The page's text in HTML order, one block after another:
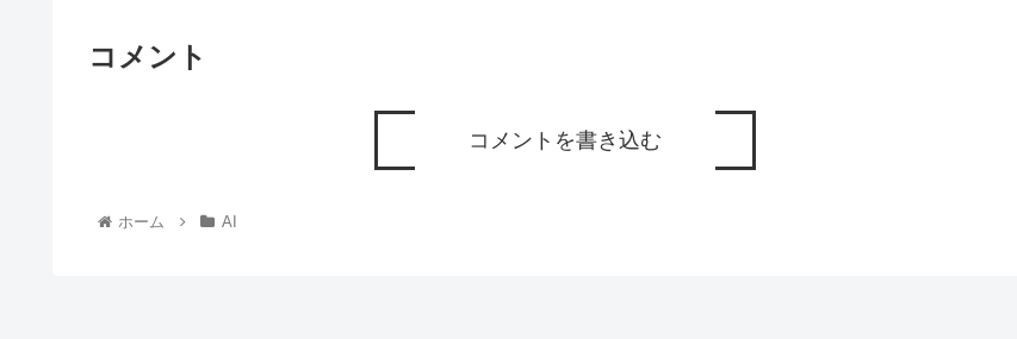
コメント
コメントを書き込む
ホーム AI